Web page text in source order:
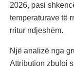
2026, pasi
temperaturave të
rritur ndjeshëm.
Një analizë nga
Attribution zbuloi